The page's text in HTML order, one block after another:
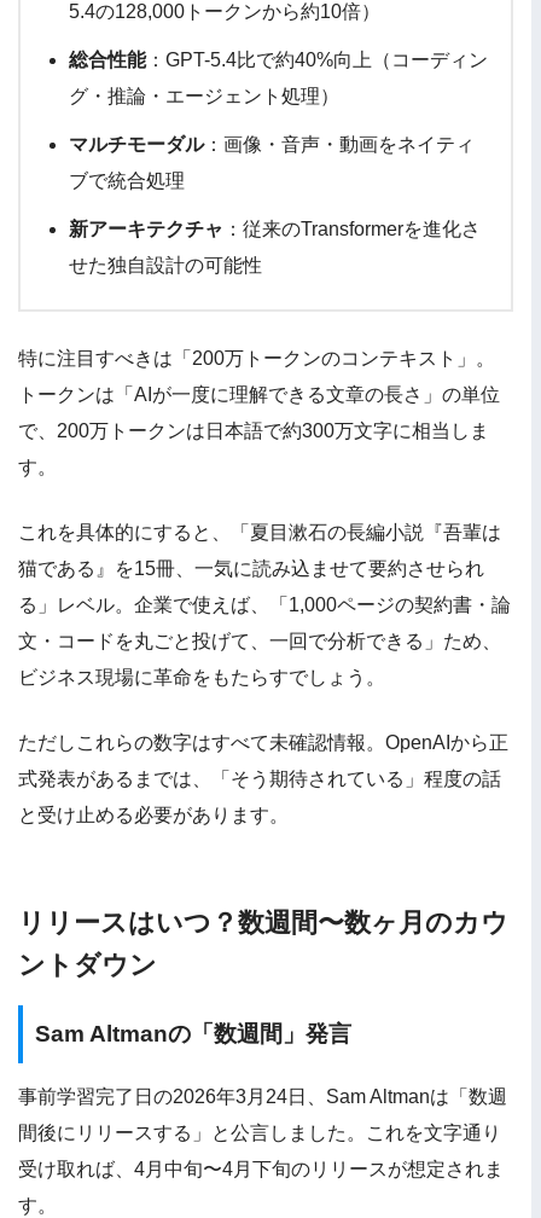
5.4の128,000トークンから約10倍）
総合性能：GPT-5.4比で約40%向上（コーディン
グ・推論・エージェント処理）
マルチモーダル：画像・音声・動画をネイティ
ブで統合処理
新アーキテクチャ ：従来のTransformerを進化さ
せた独自設計の可能性
特に注目すべきは「200万トークンのコンテキスト」。
トークンは「AIが一度に理解できる文章の長さ」の単位
で、200万トークンは日本語で約300万文字に相当しま
す。
これを具体的にすると、「夏目漱石の長編小説『吾輩は
猫である』を15冊、一気に読み込ませて要約させられ
る」レベル。企業で使えば、「1,000ページの契約書・論
文・コードを丸ごと投げて、一回で分析できる」ため、
ビジネス現場に革命をもたらすでしょう。
ただしこれらの数字はすべて未確認情報。OpenAIから正
式発表があるまでは、「そう期待されている」程度の話
と受け止める必要があります。
リリースはいつ？数週間〜数ヶ月のカウ
ントダウン
Sam Altmanの「数週間」発言
事前学習完了日の2026年3月24日、Sam Altmanは「数週
間後にリリースする」と公言しました。これを文字通り
受け取れば、4月中旬〜4月下旬のリリースが想定されま
す。